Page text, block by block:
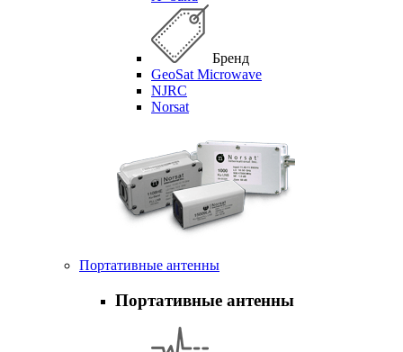
Бренд
GeoSat Microwave
NJRC
Norsat
Портативные антенны
Портативные антенны